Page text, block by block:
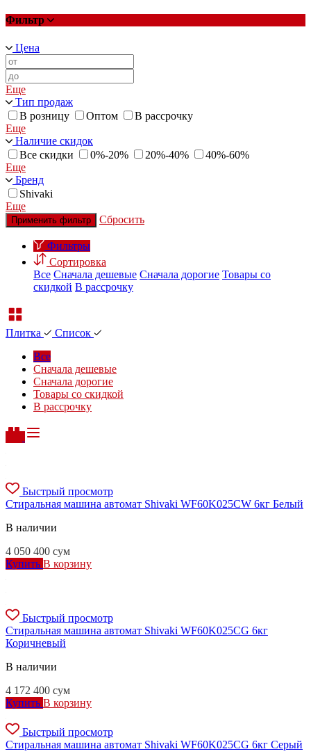
Фильтр
Цена
Еще
Тип продаж
В розницу
Оптом
В рассрочку
Еще
Наличие скидок
Все скидки
0%-20% 20%-40%
40%-60%
Еще
Бренд
Shivaki
Еще
Применить фильтр Сбросить
Фильтры
Сортировка
Все Сначала дешевые Сначала дорогие Товары со
скидкой В рассрочку
Плитка
Список
Все
Сначала дешевые
Сначала дорогие
Товары со скидкой
В рассрочку
Быстрый просмотр
Стиральная машина автомат Shivaki WF60K025CW 6кг Белый
В наличии
4 050 400 сум
Купить В корзину
Быстрый просмотр
Стиральная машина автомат Shivaki WF60K025CG 6кг
Коричневый
В наличии
4 172 400 сум
Купить В корзину
Быстрый просмотр
Стиральная машина автомат Shivaki WF60K025CG 6кг Серый